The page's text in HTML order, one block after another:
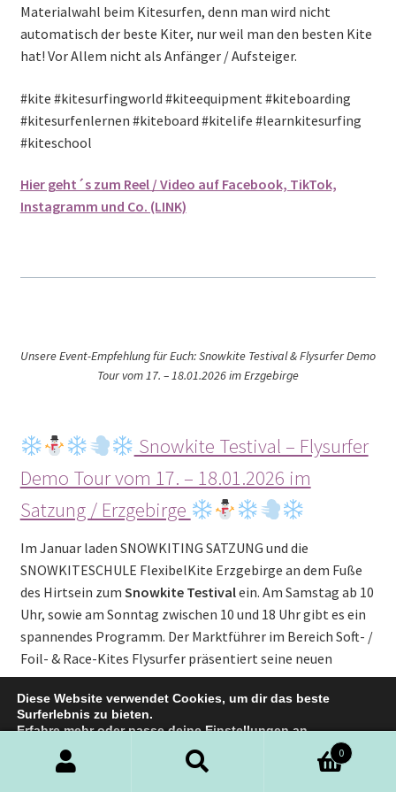
Materialwahl beim Kitesurfen, denn man wird nicht
automatisch der beste Kiter, nur weil man den besten Kite
hat! Vor Allem nicht als Anfänger / Aufsteiger.
#kite #kitesurfingworld #kiteequipment #kiteboarding
#kitesurfenlernen #kiteboard #kitelife #learnkitesurfing
#kiteschool
Hier geht´s zum Reel / Video auf Facebook, TikTok,
Instagramm und Co. (LINK)
Unsere Event-Empfehlung für Euch: Snowkite Testival & Flysurfer Demo
Tour vom 17. – 18.01.2026 im Erzgebirge
Snowkite Testival – Flysurfer
Demo Tour vom 17. – 18.01.2026 im
Satzung / Erzgebirge
Im Januar laden SNOWKITING SATZUNG und die
SNOWKITESCHULE FlexibelKite Erzgebirge an dem Fuße
des Hirtsein zum Snowkite Testivalein. Am Samstag ab 10
Uhr, sowie am Sonntag zwischen 10 und 18 Uhr gibt es ein
spannendes Programm. Der Marktführer im Bereich Soft- /
Foil- & Race-Kites Flysurfer präsentiert seine neuen
Modelle und ihr könnt vor Ort nach Belieben Testen.
Geplant ist ein Funcontest, sowie eine Afterkiteparty.
Getestet werden können die neuesten Kites, Wings +
Boards.
0
Diese Website verwendet Cookies, um dir das beste
Surferlebnis zu bieten.
Erfahre mehr oder passe deineEinstellungenan.
Zustimmen